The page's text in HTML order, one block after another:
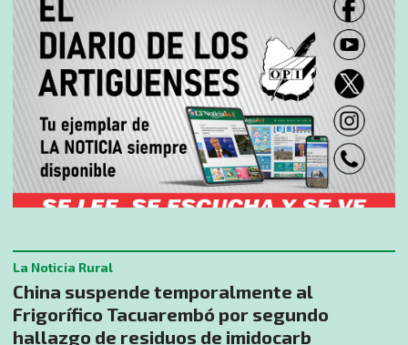
China suspende temporalmente al
Frigorífico Tacuarembó por segundo
hallazgo de residuos de imidocarb
La Noticia Rural